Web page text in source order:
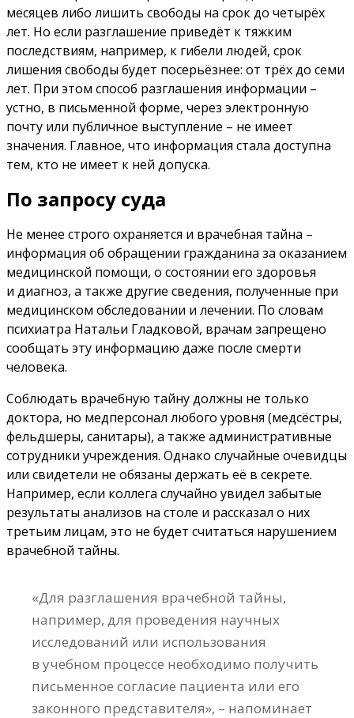
месяцев либо лишить свободы на срок до четырёх
лет. Но если разглашение приведёт к тяжким
последствиям, например, к гибели людей, срок
лишения свободы будет посерьёзнее: от трёх до семи
лет. При этом способ разглашения информации –
устно, в письменной форме, через электронную
почту или публичное выступление – не имеет
значения. Главное, что информация стала доступна
тем, кто не имеет к ней допуска.
По запросу суда
Не менее строго охраняется и врачебная тайна –
информация об обращении гражданина за оказанием
медицинской помощи, о состоянии его здоровья
и диагноз, а также другие сведения, полученные при
медицинском обследовании и лечении. По словам
психиатра Натальи Гладковой, врачам запрещено
сообщать эту информацию даже после смерти
человека.
Соблюдать врачебную тайну должны не только
доктора, но медперсонал любого уровня (медсёстры,
фельдшеры, санитары), а также административные
сотрудники учреждения. Однако случайные очевидцы
или свидетели не обязаны держать её в секрете.
Например, если коллега случайно увидел забытые
результаты анализов на столе и рассказал о них
третьим лицам, это не будет считаться нарушением
врачебной тайны.
«Для разглашения врачебной тайны,
например, для проведения научных
исследований или использования
в учебном процессе необходимо получить
письменное согласие пациента или его
законного представителя», – напоминает